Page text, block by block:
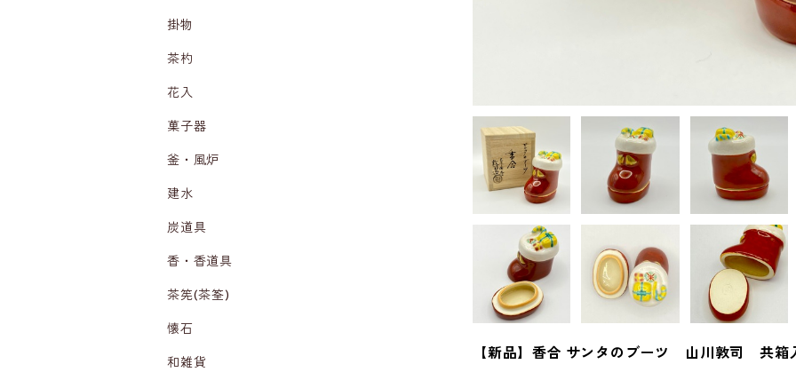
【新品】香合 サンタのブーツ 山川敦司 共箱
掛物
茶杓
花入
菓子器
釜・風炉
建水
炭道具
香・香道具
茶筅(茶筌)
懐石
和雑貨